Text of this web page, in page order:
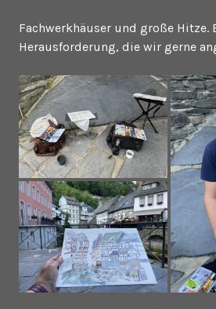
Fachwerkhäuser und große Hitze.
Herausforderung, die wir gerne